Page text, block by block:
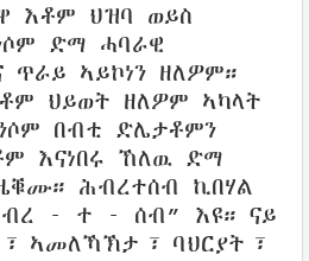
እቶም ህዝባ ወይስ
ድማ ሓባራዊ
ኣይኮነን ዘለዎም።
ህይወት ዘለዎም ኣካላት
በብቲ ድሌታቶምን
እናነበሩ ኸለዉ ድማ
ሕብረተሰብ ኪበሃል
- ተ - ሰብ” እዩ። ናይ
ኣመለኻኽታ፣ ባህርያት፣